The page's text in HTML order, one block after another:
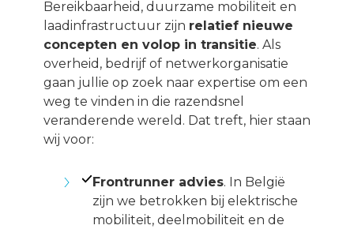
Bereikbaarheid, duurzame mobiliteit en
laadinfrastructuur zijn relatief nieuwe
concepten en volop in transitie. Als
overheid, bedrijf of netwerkorganisatie
gaan jullie op zoek naar expertise om een
weg te vinden in die razendsnel
veranderende wereld. Dat treft, hier staan
wij voor:
Frontrunner advies. In België
zijn we betrokken bij elektrische
mobiliteit, deelmobiliteit en de